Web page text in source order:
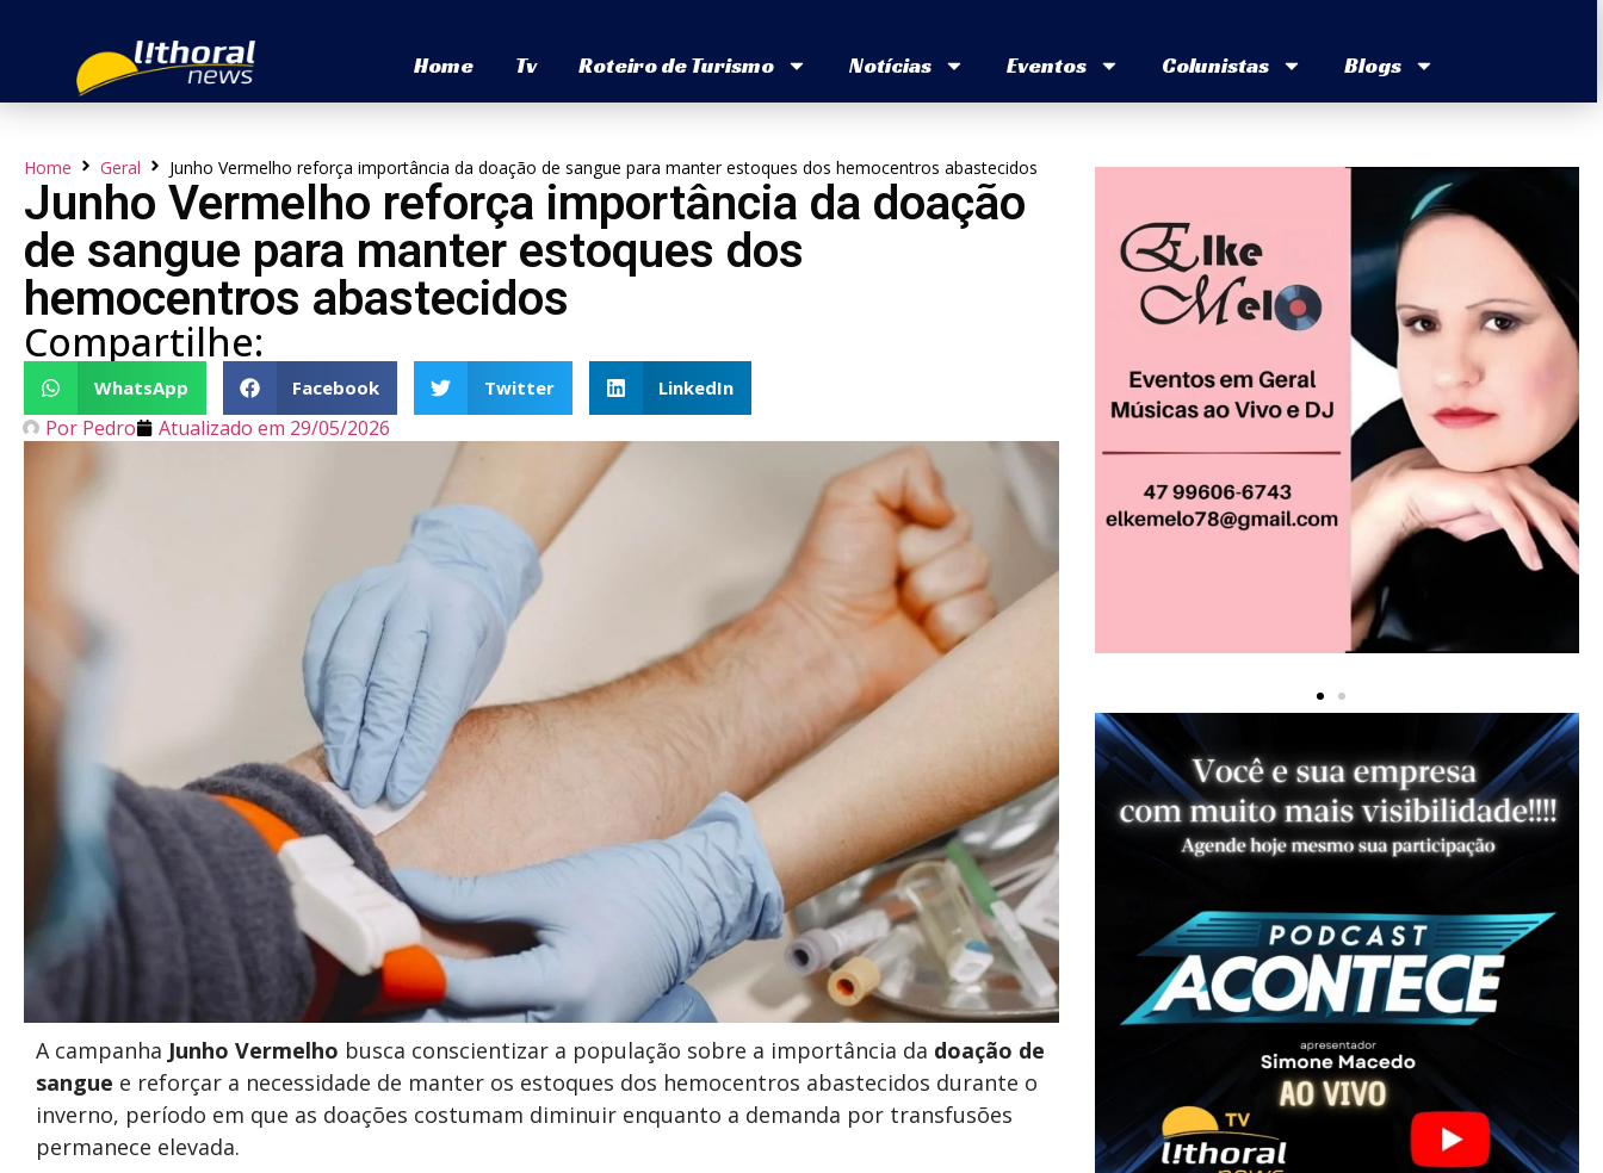
Home Tv Roteiro de Turismo Notícias Eventos Colunistas Blogs
Home Geral Junho Vermelho reforça importância da doação de sangue para manter estoques dos hemocentros abastecidos
Junho Vermelho reforça importância da doação
de sangue para manter estoques dos
hemocentros abastecidos
Compartilhe:
WhatsApp Facebook Twitter LinkedIn
Por Pedro Atualizado em 29/05/2026
A campanha Junho Vermelho busca conscientizar a população sobre a importância da doação de
sangue e reforçar a necessidade de manter os estoques dos hemocentros abastecidos durante o
inverno, período em que as doações costumam diminuir enquanto a demanda por transfusões
permanece elevada.